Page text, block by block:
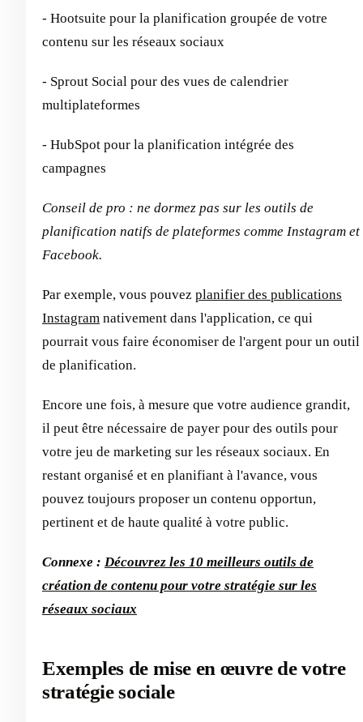
- Hootsuite pour la planification groupée de votre
contenu sur les réseaux sociaux
- Sprout Social pour des vues de calendrier
multiplateformes
- HubSpot pour la planification intégrée des
campagnes
Conseil de pro : ne dormez pas sur les outils de
planification natifs de plateformes comme Instagram et
Facebook.
Par exemple, vous pouvez planifier des publications
Instagram nativement dans l'application, ce qui
pourrait vous faire économiser de l'argent pour un outil
de planification.
Encore une fois, à mesure que votre audience grandit,
il peut être nécessaire de payer pour des outils pour
votre jeu de marketing sur les réseaux sociaux. En
restant organisé et en planifiant à l'avance, vous
pouvez toujours proposer un contenu opportun,
pertinent et de haute qualité à votre public.
Connexe : Découvrez les 10 meilleurs outils de
création de contenu pour votre stratégie sur les
réseaux sociaux
Exemples de mise en œuvre de votre
stratégie sociale